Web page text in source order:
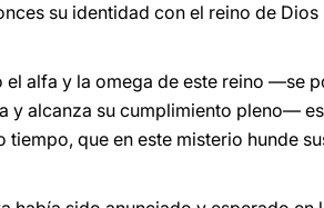
su identidad con el reino de Dios
alfa y la omega de este reino ―se
y alcanza su cumplimiento pleno―
que en este misterio hunde